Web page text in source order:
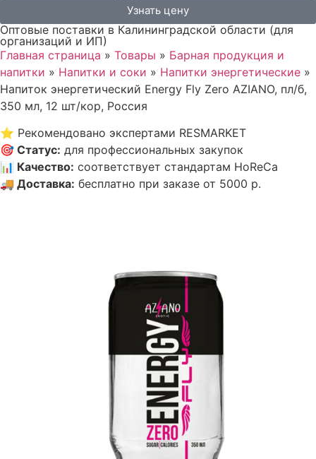
Узнать цену
Оптовые поставки в Калининградской области (для
организаций и ИП)
Главная страница » Товары » Барная продукция и
напитки » Напитки и соки » Напитки энергетические »
Напиток энергетический Energy Fly Zero AZIANO, пл/б,
350 мл, 12 шт/кор, Россия
⭐ Рекомендовано экспертами RESMARKET
🎯 Статус: для профессиональных закупок
📊 Качество: соответствует стандартам HoReCa
🚚 Доставка: бесплатно при заказе от 5000 р.